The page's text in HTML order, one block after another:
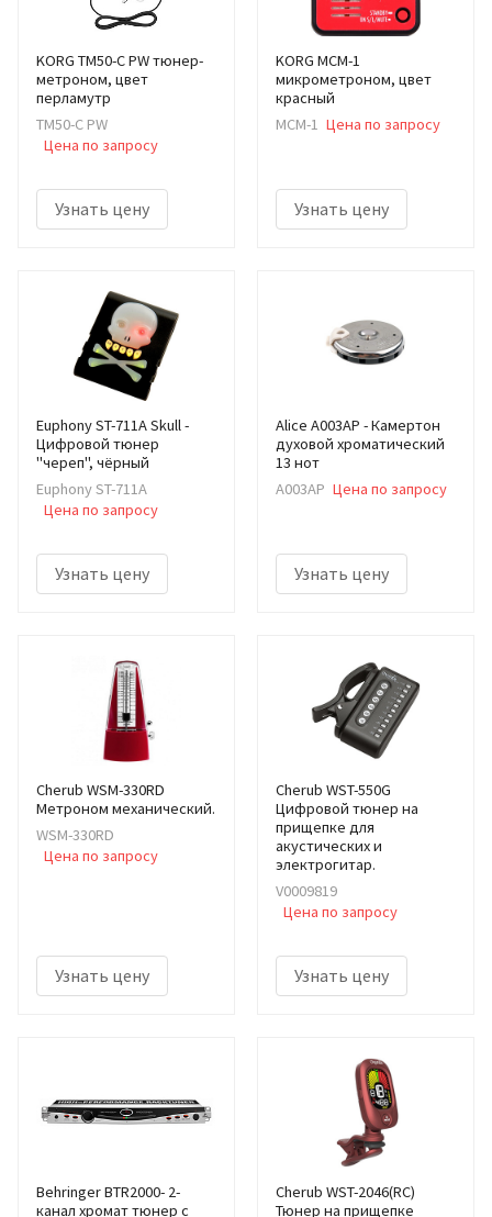
KORG TM50-C PW тюнер-
метроном, цвет
перламутр
TM50-C PW
Цена по запросу
Узнать цену
KORG MCM-1
микрометроном, цвет
красный
MCM-1 Цена по запросу
Узнать цену
Euphony ST-711A Skull -
Цифровой тюнер
"череп", чёрный
Euphony ST-711A
Цена по запросу
Узнать цену
Alice A003AP - Камертон
духовой хроматический
13 нот
A003AP Цена по запросу
Узнать цену
Cherub WSM-330RD
Метроном механический.
WSM-330RD
Цена по запросу
Узнать цену
Cherub WST-550G
Цифровой тюнер на
прищепке для
акустических и
электрогитар.
V0009819
Цена по запросу
Узнать цену
Behringer BTR2000- 2-
канал хромат тюнер с
Cherub WST-2046(RC)
Тюнер на прищепке